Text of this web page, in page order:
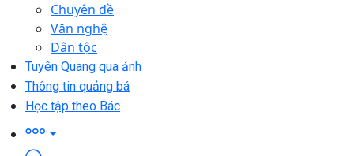
Chuyên đề
Văn nghệ
Dân tộc
Tuyên Quang qua ảnh
Thông tin quảng bá
Học tập theo Bác